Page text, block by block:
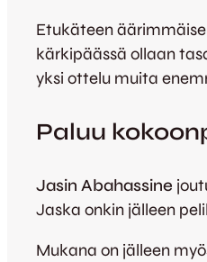
Etukäteen
kärkipäässä ollaan
yksi ottelu muita
Paluu
Jasin Abahassine
Jaska onkin jälleen
Mukana on jälleen